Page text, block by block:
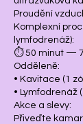
Proudění
Komplexní
lymfodrenáž):
⏱ 50 minut —
Odděleně:
• Kavitace (1
• Lymfodrenáž
Akce a slevy:
Přiveďte